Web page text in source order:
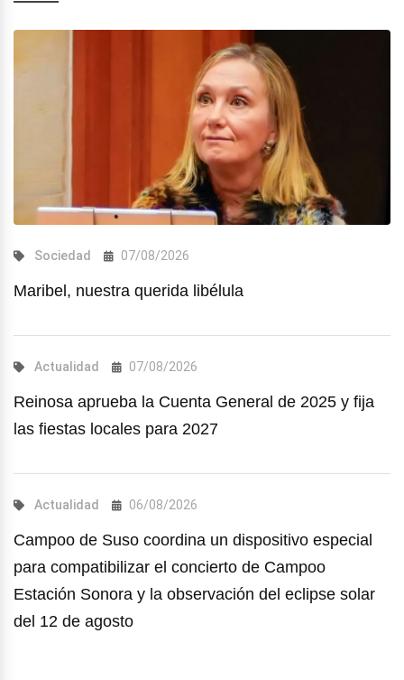
Sociedad 07/08/2026
Maribel, nuestra querida libélula
Actualidad 07/08/2026
Reinosa aprueba la Cuenta General de 2025 y fija
las fiestas locales para 2027
Actualidad 06/08/2026
Campoo de Suso coordina un dispositivo especial
para compatibilizar el concierto de Campoo
Estación Sonora y la observación del eclipse solar
del 12 de agosto